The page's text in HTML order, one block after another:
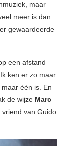
maar
meer is dan
gewaardeerde
een afstand
ken er zo maar
één is. En
de wijze Marc
van Guido